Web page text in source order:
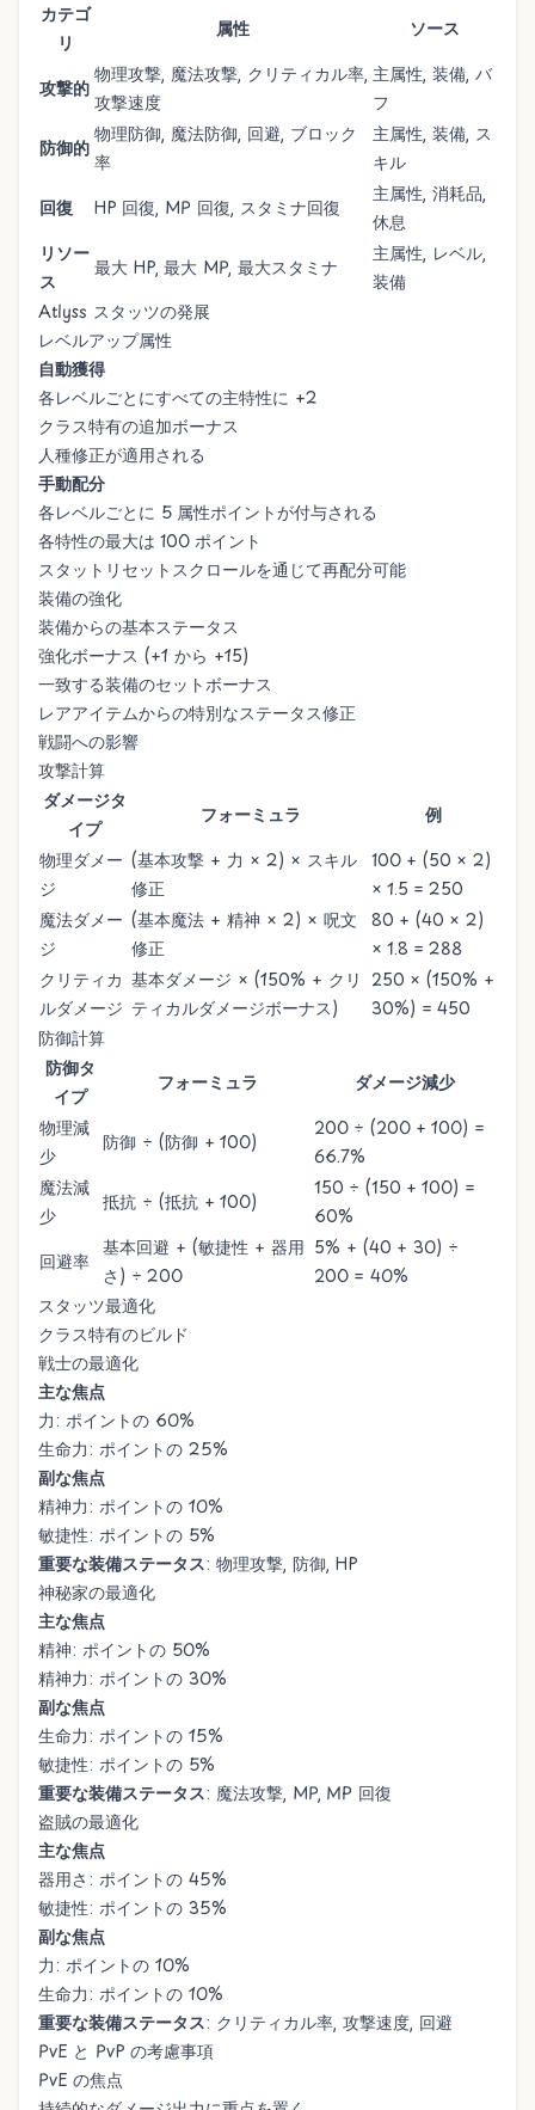
カテゴ
リ
属性 ソース
攻撃的
物理攻撃, 魔法攻撃, クリティカル率,
攻撃速度
主属性, 装備, バ
フ
防御的
物理防御, 魔法防御, 回避, ブロック
率
主属性, 装備, ス
キル
回復
HP 回復, MP 回復, スタミナ回復
主属性, 消耗品,
休息
リソー
ス
最大 HP, 最大 MP, 最大スタミナ
主属性, レベル,
装備
Atlyss スタッツの発展
レベルアップ属性
自動獲得
各レベルごとにすべての主特性に +2
クラス特有の追加ボーナス
人種修正が適用される
手動配分
各レベルごとに 5 属性ポイントが付与される
各特性の最大は 100 ポイント
スタットリセットスクロールを通じて再配分可能
装備の強化
装備からの基本ステータス
強化ボーナス (+1 から +15)
一致する装備のセットボーナス
レアアイテムからの特別なステータス修正
戦闘への影響
攻撃計算
ダメージタ
イプ
フォーミュラ
例
物理ダメー
ジ
(基本攻撃 + 力 × 2) × スキル
修正
100 + (50 × 2)
× 1.5 = 250
魔法ダメー
ジ
(基本魔法 + 精神 × 2) × 呪文
修正
80 + (40 × 2)
× 1.8 = 288
クリティカ
ルダメージ
基本ダメージ × (150% + クリ
ティカルダメージボーナス)
250 × (150% +
30%) = 450
防御計算
防御タ
イプ
フォーミュラ
ダメージ減少
物理減
少
防御 ÷ (防御 + 100)
200 ÷ (200 + 100) =
66.7%
魔法減
少
抵抗 ÷ (抵抗 + 100)
150 ÷ (150 + 100) =
60%
回避率
基本回避 + (敏捷性 + 器用
さ) ÷ 200
5% + (40 + 30) ÷
200 = 40%
スタッツ最適化
クラス特有のビルド
戦士の最適化
主な焦点
力: ポイントの 60%
生命力: ポイントの 25%
副な焦点
精神力: ポイントの 10%
敏捷性: ポイントの 5%
重要な装備ステータス: 物理攻撃, 防御, HP
神秘家の最適化
主な焦点
精神: ポイントの 50%
精神力: ポイントの 30%
副な焦点
生命力: ポイントの 15%
敏捷性: ポイントの 5%
重要な装備ステータス: 魔法攻撃, MP, MP 回復
盗賊の最適化
主な焦点
器用さ: ポイントの 45%
敏捷性: ポイントの 35%
副な焦点
力: ポイントの 10%
生命力: ポイントの 10%
重要な装備ステータス: クリティカル率, 攻撃速度, 回避
PvE と PvP の考慮事項
PvE の焦点